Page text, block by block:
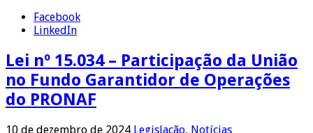
Facebook
LinkedIn
Lei nº 15.034 – Participação da União
no Fundo Garantidor de Operações
do PRONAF
10 de dezembro de 2024 Legislação, Notícias